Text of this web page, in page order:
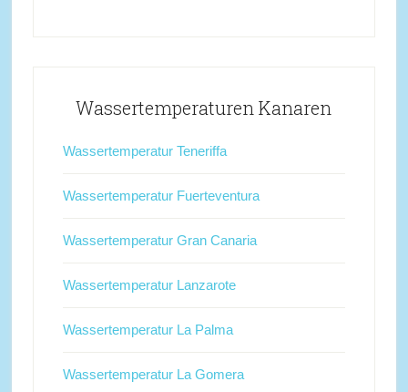
Wassertemperaturen Kanaren
Wassertemperatur Teneriffa
Wassertemperatur Fuerteventura
Wassertemperatur Gran Canaria
Wassertemperatur Lanzarote
Wassertemperatur La Palma
Wassertemperatur La Gomera